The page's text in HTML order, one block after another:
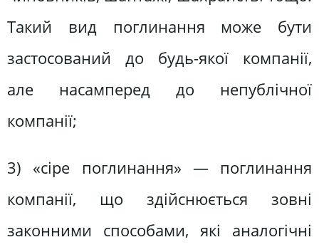
Такий вид поглинання може бути
застосований до будь-якої компанії,
але насамперед до непублічної
компанії;
3) «сіре поглинання» — поглинання
компанії, що здійснюється зовні
законними способами, які аналогічні